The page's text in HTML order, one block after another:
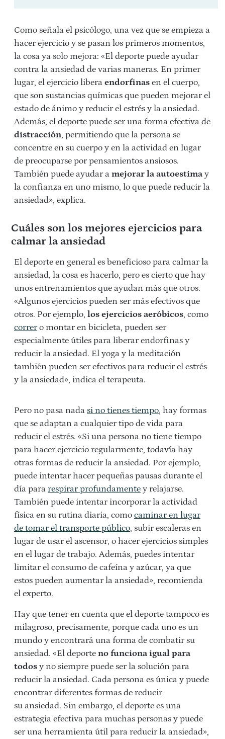
Como señala el psicólogo, una vez que se empieza a
hacer ejercicio y se pasan los primeros momentos,
la cosa ya solo mejora: «El deporte puede ayudar
contra la ansiedad de varias maneras. En primer
lugar, el ejercicio libera endorfinas en el cuerpo,
que son sustancias químicas que pueden mejorar el
estado de ánimo y reducir el estrés y la ansiedad.
Además, el deporte puede ser una forma efectiva de
distracción, permitiendo que la persona se
concentre en su cuerpo y en la actividad en lugar
de preocuparse por pensamientos ansiosos.
También puede ayudar a mejorar la autoestima y
la confianza en uno mismo, lo que puede reducir la
ansiedad», explica.
Cuáles son los mejores ejercicios para
calmar la ansiedad
El deporte en general es beneficioso para calmar la
ansiedad, la cosa es hacerlo, pero es cierto que hay
unos entrenamientos que ayudan más que otros.
«Algunos ejercicios pueden ser más efectivos que
otros. Por ejemplo, los ejercicios aeróbicos, como
correro montar en bicicleta, pueden ser
especialmente útiles para liberar endorfinas y
reducir la ansiedad. El yoga y la meditación
también pueden ser efectivos para reducir el estrés
y la ansiedad», indica el terapeuta.
Pero no pasa nada si no tienes tiempo, hay formas
que se adaptan a cualquier tipo de vida para
reducir el estrés. «Si una persona no tiene tiempo
para hacer ejercicio regularmente, todavía hay
otras formas de reducir la ansiedad. Por ejemplo,
puede intentar hacer pequeñas pausas durante el
día para respirar profundamente y relajarse.
También puede intentar incorporar la actividad
física en su rutina diaria, como caminar en lugar
de tomar el transporte público, subir escaleras en
lugar de usar el ascensor, o hacer ejercicios simples
en el lugar de trabajo. Además, puedes intentar
limitar el consumo de cafeína y azúcar, ya que
estos pueden aumentar la ansiedad», recomienda
el experto.
Hay que tener en cuenta que el deporte tampoco es
milagroso, precisamente, porque cada uno es un
mundo y encontrará una forma de combatir su
ansiedad. «El deporte no funciona igual para
todos y no siempre puede ser la solución para
reducir la ansiedad. Cada persona es única y puede
encontrar diferentes formas de reducir
su ansiedad. Sin embargo, el deporte es una
estrategia efectiva para muchas personas y puede
ser una herramienta útil para reducir la ansiedad»,